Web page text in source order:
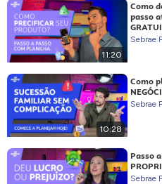
11:20
Como
passo
Sebrae
10:28
Como
Sebrae
Passo
Sebrae